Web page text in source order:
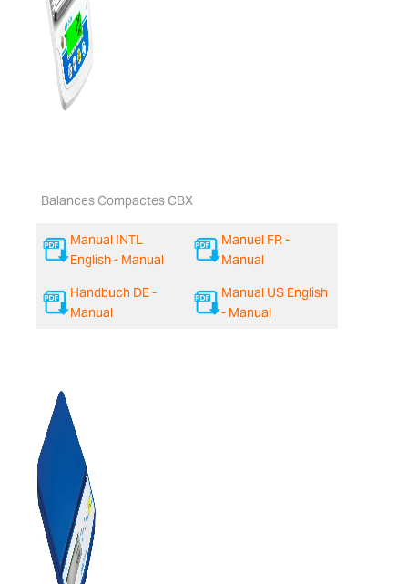
Balances Compactes CBX
Manual INTL
English - Manual
Manuel FR -
Manual
Handbuch DE -
Manual
Manual US English
- Manual